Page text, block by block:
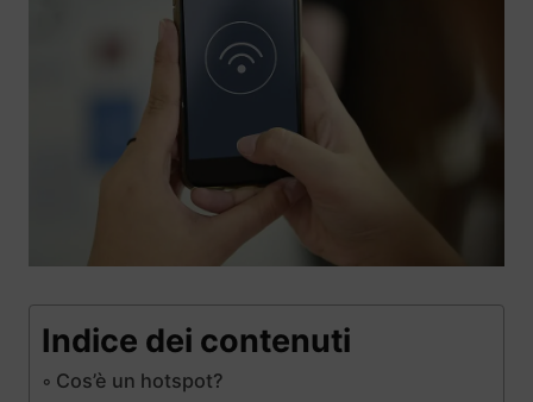
Indice dei contenuti
Cos’è un hotspot?